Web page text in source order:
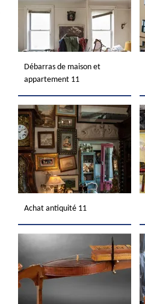
Débarras de maison et
appartement 11
Achat antiquité 11